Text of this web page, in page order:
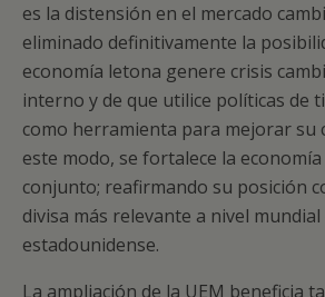
es la distensión en el mercado
eliminado definitivamente la
economía letona genere crisis
interno y de que utilice políticas de
como herramienta para mejorar su
este modo, se fortalece la
conjunto; reafirmando su posición
divisa más relevante a nivel
estadounidense.
La ampliación de la UEM beneficia